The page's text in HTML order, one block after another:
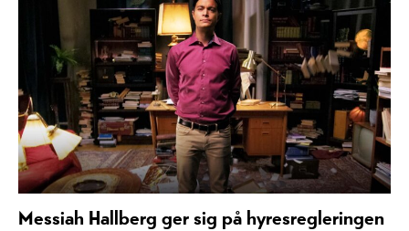
Messiah Hallberg ger sig på hyresregleringen